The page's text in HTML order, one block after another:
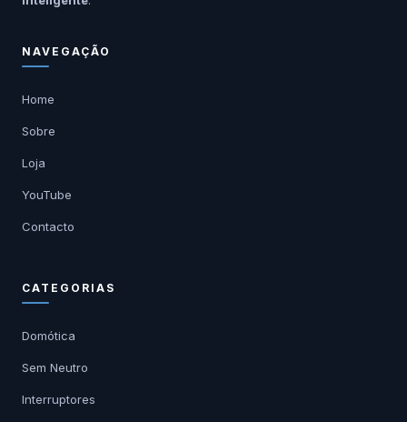
NAVEGAÇÃO
Home
Sobre
Loja
YouTube
Contacto
CATEGORIAS
Domótica
Sem Neutro
Interruptores